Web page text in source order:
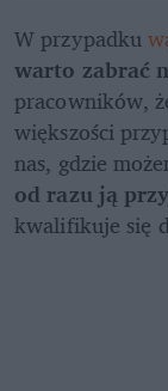
W przypadku
warto zabrać
pracowników,
większości
nas, gdzie
od razu ją
kwalifikuje się